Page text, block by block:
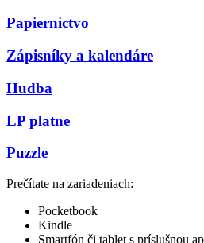
Papiernictvo
Zápisníky a kalendáre
Hudba
LP platne
Puzzle
Prečítate na zariadeniach:
Pocketbook
Kindle
Smartfón či tablet s príslušnou